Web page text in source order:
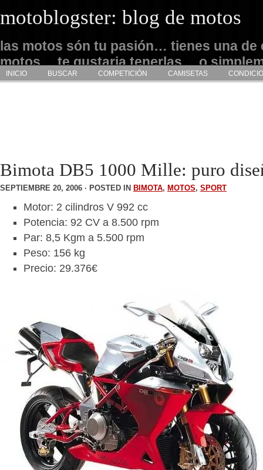
motoblogster: blog de motos
las motos són tu pasión… tienes una de
motos… te gustaria tenerlas… o
admirarlas… este es tu sitio
INICIO BUSCAR COMPETICIÓN CAMISETAS
Bimota DB5 1000 Mille: puro
SEPTIEMBRE 20, 2006 · POSTED IN BIMOTA, MOTOS, SPORT
Motor: 2 cilindros V 992 cc
Potencia: 92 CV a 8.500 rpm
Par: 8,5 Kgm a 5.500 rpm
Peso: 156 kg
Precio: 29.376€